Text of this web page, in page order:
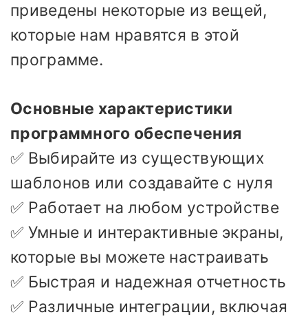
приведены некоторые из вещей,
которые нам нравятся в этой
программе.
Основные характеристики
программного обеспечения
✅ Выбирайте из существующих
шаблонов или создавайте с нуля
✅ Работает на любом устройстве
✅ Умные и интерактивные экраны,
которые вы можете настраивать
✅ Быстрая и надежная отчетность
✅ Различные интеграции, включая